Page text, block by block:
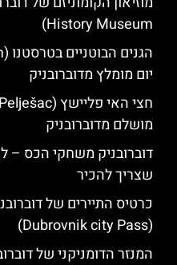
History Museum)
יום מומלץ מדוברובניק
מושלם מדוברובניק
דוברובניק משחקי הכס –
שצריך להכיר
כרטיס התיירים של
(Dubrovnik city Pass)